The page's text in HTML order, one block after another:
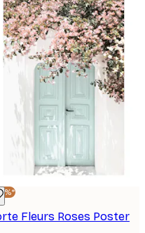
Fleurs Roses Poster